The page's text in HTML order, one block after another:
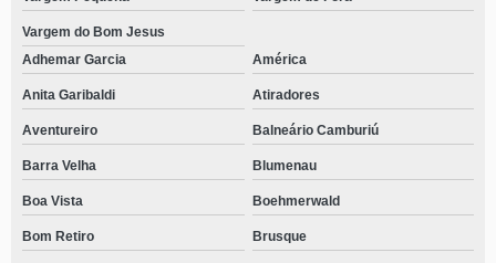
Vargem do Bom Jesus
Adhemar Garcia
América
Anita Garibaldi Atiradores
Aventureiro Balneário Camburiú
Barra Velha Blumenau
Boa Vista Boehmerwald
Bom Retiro Brusque